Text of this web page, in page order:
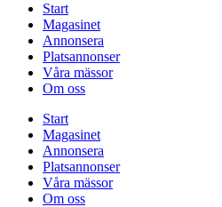
Start
Magasinet
Annonsera
Platsannonser
Våra mässor
Om oss
Start
Magasinet
Annonsera
Platsannonser
Våra mässor
Om oss